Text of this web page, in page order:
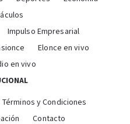
Impulso Empresarial
Elonce en vivo
en vivo
Términos y Condiciones
Contacto